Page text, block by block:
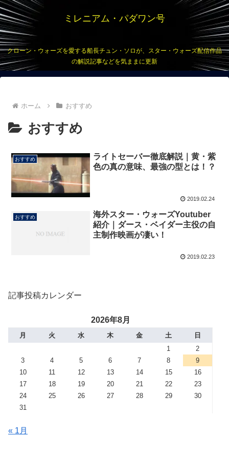
ミレニアム・パダワン号
クローン・ウォーズを愛する船長チュン・ソロが、スター・ウォーズ配信作品
の解説記事などを気ままに更新
ホーム おすすめ
おすすめ
おすすめ
ライトセーバー徹底解説｜黄・紫
色の真の意味、最強の型とは！？
2019.02.24
おすすめ
海外スター・ウォーズYoutuber
紹介｜ダース・ベイダー主役の自
主制作映画が凄い！
2019.02.23
記事投稿カレンダー
2026年8月
月 火 水 木 金 土
日
1
2
3
4 5 6 7 8
9
10
11 12 13 14 15
16
17
18 19 20 21 22
23
24
25 26 27 28 29
30
31
« 1月